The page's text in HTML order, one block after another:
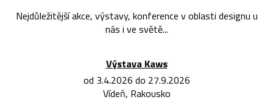
Nejdůležitější akce, výstavy, konference v oblasti designu u
nás i ve světě...
Výstava Kaws
od 3.4.2026 do 27.9.2026
Vídeň, Rakousko